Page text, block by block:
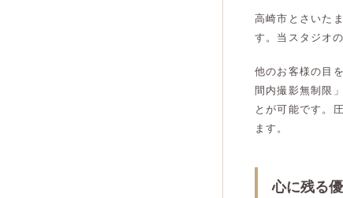
高崎市とさいた
す。当スタジオ
他のお客様の目
間内撮影無制限
とが可能です。
ます。
心に残る